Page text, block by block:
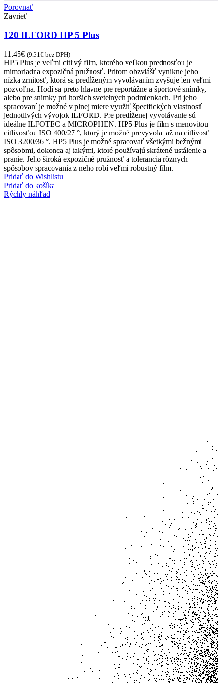
Porovnať
Zavrieť
120 ILFORD HP 5 Plus
11,45€ (9,31 € bez DPH)
HP5 Plus je veľmi citlivý film, ktorého veľkou prednosťou je
mimoriadna expozičná pružnosť. Pritom obzvlášť vynikne jeho
nízka zrnitosť, ktorá sa predĺženým vyvolávaním zvyšuje len veľmi
pozvoľna. Hodí sa preto hlavne pre reportážne a športové snímky,
alebo pre snímky pri horších svetelných podmienkach. Pri jeho
spracovaní je možné v plnej miere využiť špecifických vlastností
jednotlivých vývojok ILFORD. Pre predĺženej vyvolávanie sú
ideálne ILFOTEC a MICROPHEN. HP5 Plus je film s menovitou
citlivosťou ISO 400/27 °, ktorý je možné prevyvolat až na citlivosť
ISO 3200/36 °. HP5 Plus je možné spracovať všetkými bežnými
spôsobmi, dokonca aj takými, ktoré používajú skrátené ustálenie a
pranie. Jeho široká expozičné pružnosť a tolerancia rôznych
spôsobov spracovania z neho robí veľmi robustný film.
Pridať do Wishlistu
Pridať do košíka
Rýchly náhľad